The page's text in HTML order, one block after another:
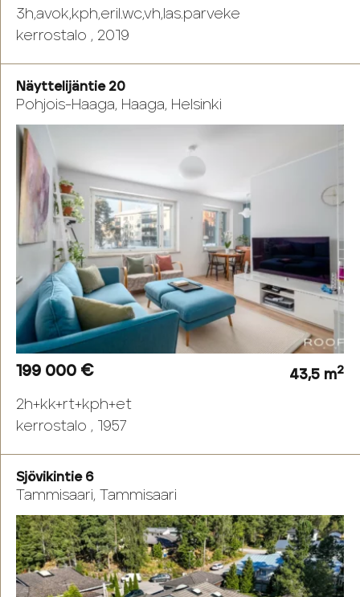
3h,avok,kph,eril.wc,vh,las.parveke
kerrostalo , 2019
Näyttelijäntie 20
Pohjois-Haaga, Haaga, Helsinki
199 000 € 43,5 m2
2h+kk+rt+kph+et
kerrostalo , 1957
Sjövikintie 6
Tammisaari, Tammisaari